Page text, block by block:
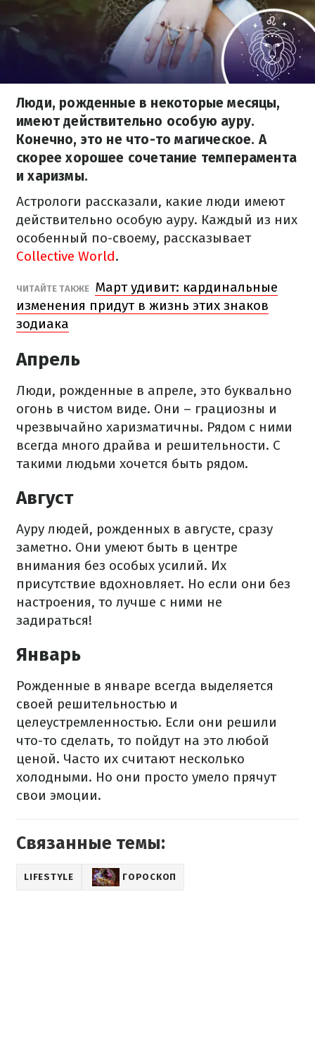
Люди, рожденные в некоторые месяцы,
имеют действительно особую ауру.
Конечно, это не что-то магическое. А
скорее хорошее сочетание темперамента
и харизмы.
Астрологи рассказали, какие люди имеют
действительно особую ауру. Каждый из них
особенный по-своему, рассказывает
Collective World.
ЧИТАЙТЕ ТАКЖЕ Март удивит: кардинальные
изменения придут в жизнь этих знаков
зодиака
Апрель
Люди, рожденные в апреле, это буквально
огонь в чистом виде. Они – грациозны и
чрезвычайно харизматичны. Рядом с ними
всегда много драйва и решительности. С
такими людьми хочется быть рядом.
Август
Ауру людей, рожденных в августе, сразу
заметно. Они умеют быть в центре
внимания без особых усилий. Их
присутствие вдохновляет. Но если они без
настроения, то лучше с ними не
задираться!
Январь
Рожденные в январе всегда выделяется
своей решительностью и
целеустремленностью. Если они решили
что-то сделать, то пойдут на это любой
ценой. Часто их считают несколько
холодными. Но они просто умело прячут
свои эмоции.
Связанные темы:
LIFESTYLE ГОРОСКОП